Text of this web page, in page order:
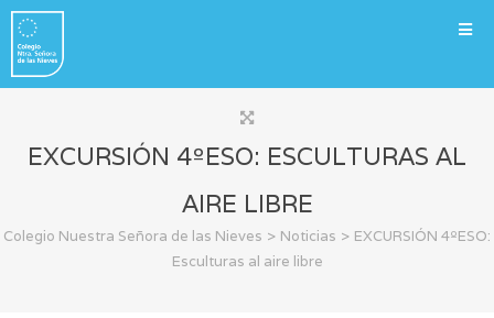
EXCURSIÓN 4ºESO: ESCULTURAS AL
AIRE LIBRE
Colegio Nuestra Señora de las Nieves > Noticias > EXCURSIÓN 4ºESO:
Esculturas al aire libre